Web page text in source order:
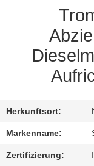
ANGEBOT
SITEMAP
Herkunftsort:
Markenname:
Zertifizierung: